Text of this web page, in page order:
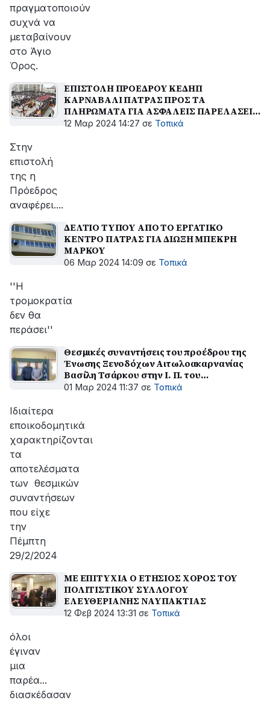
πραγματοποιούν
συχνά να
μεταβαίνουν
στο Άγιο
Όρος.
ΕΠΙΣΤΟΛΗ ΠΡΟΕΔΡΟΥ ΚΕΔΗΠ
ΚΑΡΝΑΒΑΛΙ ΠΑΤΡΑΣ ΠΡΟΣ ΤΑ
ΠΛΗΡΩΜΑΤΑ ΓΙΑ ΑΣΦΑΛΕΙΣ ΠΑΡΕΛΑΣΕΙΣ
ΤΟΥ ΤΕΛΕΥΤΑΙΟΥ ΣΑΒΒΑΤΟΚΥΡΙΑΚΟΥ
12 Μαρ 2024 14:27 σε Τοπικά
Στην
επιστολή
της η
Πρόεδρος
αναφέρει....
ΔΕΛΤΙΟ ΤΥΠΟΥ ΑΠΟ ΤΟ ΕΡΓΑΤΙΚΟ
ΚΕΝΤΡΟ ΠΑΤΡΑΣ ΓΙΑ ΔΙΩΞΗ ΜΠΕΚΡΗ
ΜΑΡΚΟΥ
06 Μαρ 2024 14:09 σε Τοπικά
''Η
τρομοκρατία
δεν θα
περάσει''
Θεσμικές συναντήσεις του προέδρου της
Ένωσης Ξενοδόχων Αιτωλοακαρνανίας
Βασίλη Τσάρκου στην Ι. Π. του
Μεσολογγίου
01 Μαρ 2024 11:37 σε Τοπικά
Ιδιαίτερα
εποικοδομητικά
χαρακτηρίζονται
τα
αποτελέσματα
των θεσμικών
συναντήσεων
που είχε
την
Πέμπτη
29/2/2024
ΜΕ ΕΠΙΤΥΧΙΑ Ο ΕΤΗΣΙΟΣ ΧΟΡΟΣ ΤΟΥ
ΠΟΛΙΤΙΣΤΙΚΟΥ ΣΥΛΛΟΓΟΥ
ΕΛΕΥΘΕΡΙΑΝΗΣ ΝΑΥΠΑΚΤΙΑΣ
12 Φεβ 2024 13:31 σε Τοπικά
όλοι
έγιναν
μια
παρέα...
διασκέδασαν